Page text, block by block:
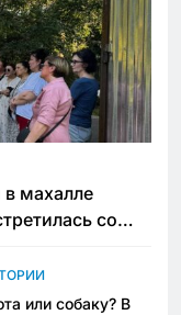
в махалле
со
или собаку? В